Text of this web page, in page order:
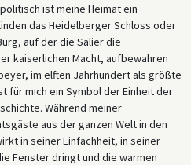
ist meine Heimat ein
das Heidelberger Schloss oder
auf der die Salier die
kaiserlichen Macht, aufbewahren
im elften Jahrhundert als größte
für mich ein Symbol der Einheit der
Während meiner
aus der ganzen Welt in den
in seiner Einfachheit, in seiner
Fenster dringt und die warmen